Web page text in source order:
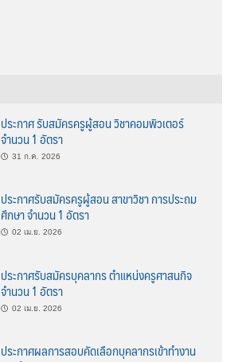
ประกาศ รับสมัครครูผู้สอน วิชาคอมพิวเตอร์
จำนวน 1 อัตรา
31 ก.ค. 2026
ประกาศรับสมัครครูผู้สอน สาขาวิชา การประถม
ศึกษา จำนวน 1 อัตรา
02 เม.ย. 2026
ประกาศรับสมัครบุคลากร ตำแหน่งครูศาสนกิจ
จำนวน 1 อัตรา
02 เม.ย. 2026
ประกาศผลการสอบคัดเลือกบุคลากรเข้าทำงาน